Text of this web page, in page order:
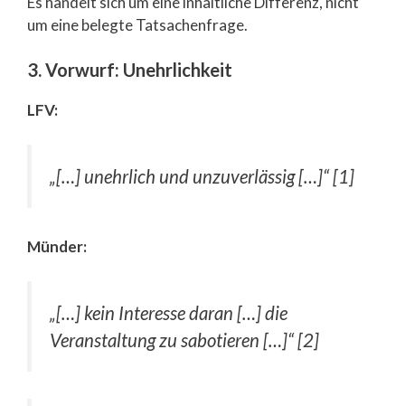
um eine belegte Tatsachenfrage.
3. Vorwurf: Unehrlichkeit
LFV:
„[…] unehrlich und unzuverlässig […]“ [1]
Münder:
„[…] kein Interesse daran […] die
Veranstaltung zu sabotieren […]“ [2]